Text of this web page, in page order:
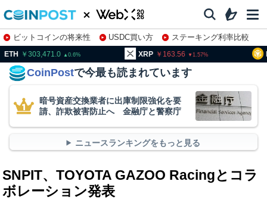
ビットコインの将来性 USDC買い方
ステーキング利率比較
株特集・関連銘柄
0.6 163.56 1.57
CoinPostで今最も読まれています
暗号資産交換業者に出庫制限強化を要
請、詐欺被害防止へ 金融庁と警察庁
ニュースランキングをもっと見る
SNPIT、TOYOTA GAZOO Racingとコラ
ボレーション発表